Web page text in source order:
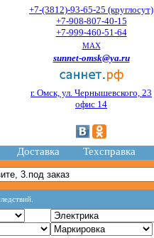
+7-(3812)-93-65-25 (круглосут)
+7-908-807-40-15
+7-999-460-51-64
MAX
sunnet-omsk@ya.ru
г. Омск, ул. Чернышевского, 23
офис 14
Доставка Техсправка